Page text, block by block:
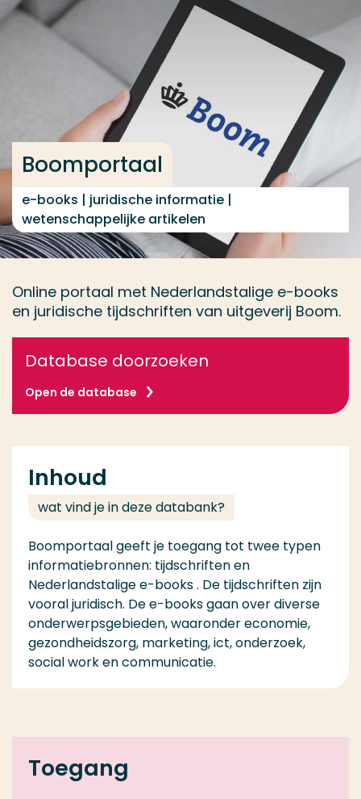
Ga direct naar de content
... > Boomportaal
Boomportaal
e-books | juridische informatie |
wetenschappelijke artikelen
Online portaal met Nederlandstalige e-books
en juridische tijdschriften van uitgeverij Boom.
Database doorzoeken
Open de database
Inhoud
wat vind je in deze databank?
Boomportaal geeft je toegang tot twee typen
informatiebronnen: tijdschriften en
Nederlandstalige e-books . De tijdschriften zijn
vooral juridisch. De e-books gaan over diverse
onderwerpsgebieden, waaronder economie,
gezondheidszorg, marketing, ict, onderzoek,
social work en communicatie.
Toegang
Veel gezocht
Opleiding
Contact